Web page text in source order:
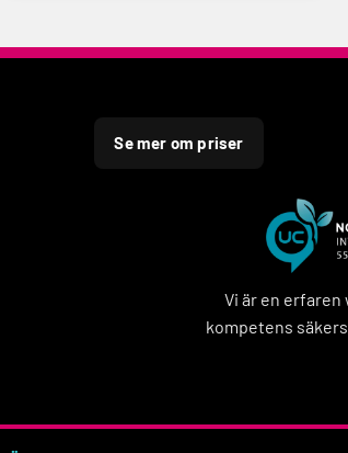
Se mer om priser
Vi är en
kompetens